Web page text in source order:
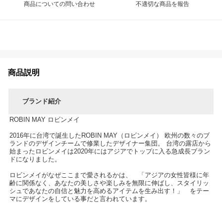
商品についての問い合わせ 不適切な商品を報告
商品説明
ブランド紹介
ROBIN MAY ロビンメイ
2016年に台湾で誕生したROBIN MAY（ロビンメイ） 欧州の数々のブ
ランドのデザインチームで修業したデザイナー集団。 台湾の露店から
始まったロビンメイは2020年にはアジアでトップに入る急成長ブラン
ドになりました。
ロビンメイがなぜここまで愛されるかは、 「アジアの女性皆様に年
齢に関係なく、あなたの美しさや楽しみを無限に伸ばし、スタイリッ
シュであなたの自信と魅力を高めるアイテムを生み出す！」 をテー
マにデザインをしている事だと言われています。